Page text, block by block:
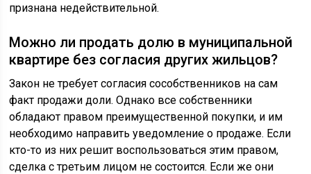
признана недействительной.
Можно ли продать долю в муниципальной
квартире без согласия других жильцов?
Закон не требует согласия сособственников на сам
факт продажи доли. Однако все собственники
обладают правом преимущественной покупки, и им
необходимо направить уведомление о продаже. Если
кто-то из них решит воспользоваться этим правом,
сделка с третьим лицом не состоится. Если же они